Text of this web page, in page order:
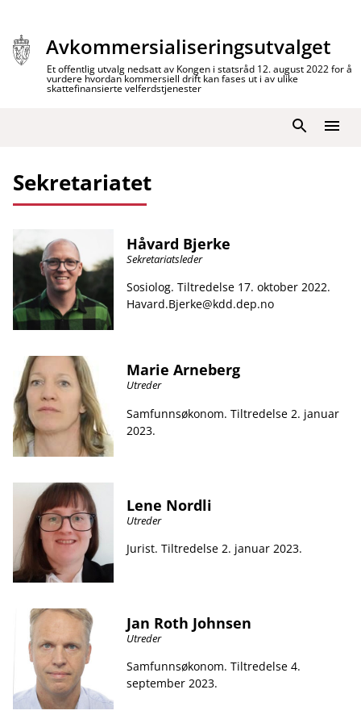
innhold
Avkommersialiseringsutvalget
Et offentlig utvalg nedsatt av Kongen i statsråd 12. august 2022 for å
vurdere hvordan kommersiell drift kan fases ut i av ulike
skattefinansierte velferdstjenester
Meny
Søk
Sekretariatet
Håvard Bjerke
Sekretariatsleder
Sosiolog. Tiltredelse 17. oktober 2022.
Havard.Bjerke@kdd.dep.no
Marie Arneberg
Utreder
Samfunnsøkonom. Tiltredelse 2. januar
2023.
Lene Nordli
Utreder
Jurist. Tiltredelse 2. januar 2023.
Jan Roth Johnsen
Utreder
Samfunnsøkonom. Tiltredelse 4.
september 2023.